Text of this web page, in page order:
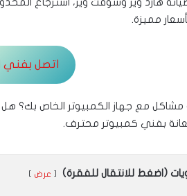
مميزة.
اتصل بفني
مع جهاز الكمبيوتر الخاص بك؟ هل
بفني كمبيوتر محترف.
(اضغط للانتقال للفقرة) عرض